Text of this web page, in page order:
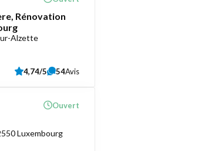
Rénovation
Alzette
4,74/5 54Avis
Luxembourg
Ouvert